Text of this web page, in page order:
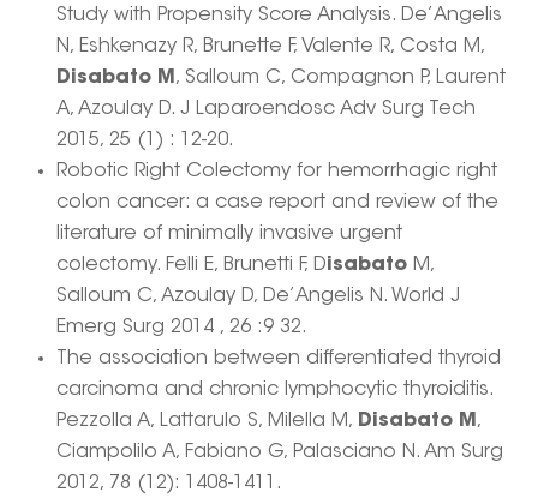
Study with Propensity Score Analysis. De’Angelis
N, Eshkenazy R, Brunette F, Valente R, Costa M,
Disabato M , Salloum C, Compagnon P, Laurent
A, Azoulay D. J Laparoendosc Adv Surg Tech
2015, 25 (1) : 12-20.
Robotic Right Colectomy for hemorrhagic right
colon cancer: a case report and review of the
literature of minimally invasive urgent
colectomy. Felli E, Brunetti F, Disabato M,
Salloum C, Azoulay D, De’Angelis N. World J
Emerg Surg 2014 , 26 :9 32.
The association between differentiated thyroid
carcinoma and chronic lymphocytic thyroiditis.
Pezzolla A, Lattarulo S, Milella M, Disabato M ,
Ciampolilo A, Fabiano G, Palasciano N. Am Surg
2012, 78 (12): 1408-1411.